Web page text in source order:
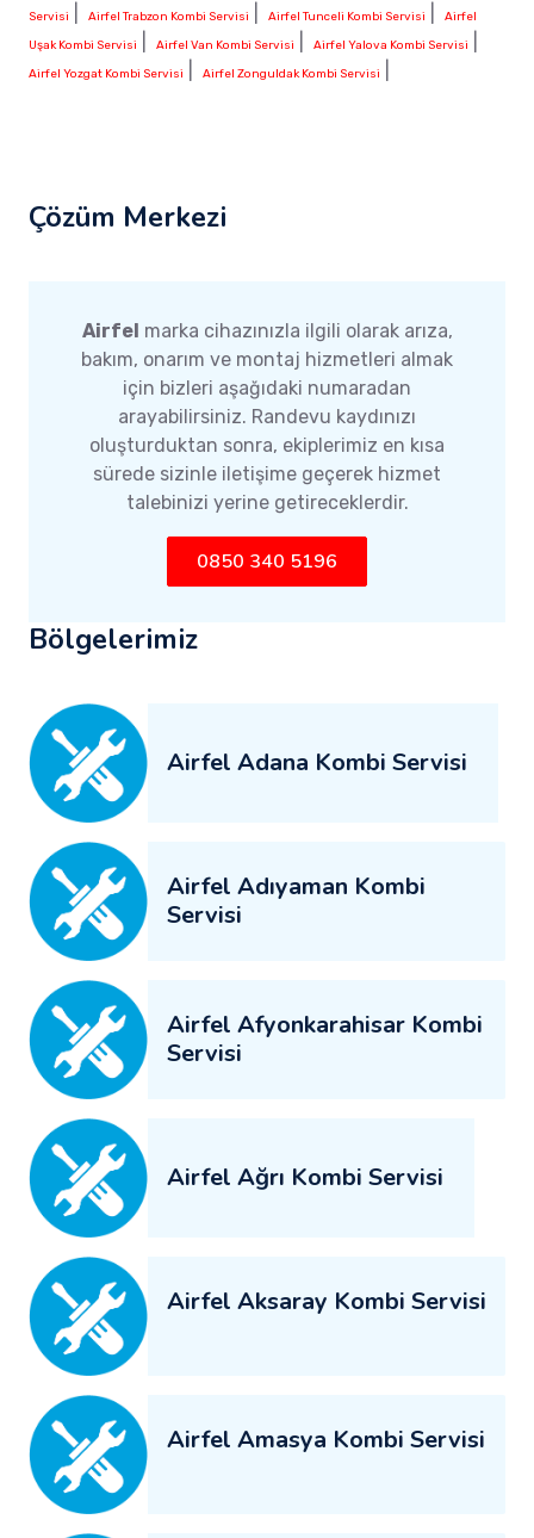
Servisi Airfel Trabzon Kombi Servisi Airfel Tunceli Kombi Servisi
Airfel
Uşak Kombi Servisi
Airfel Van Kombi Servisi Airfel Yalova Kombi Servisi
Airfel Yozgat Kombi Servisi Airfel Zonguldak Kombi Servisi
Çözüm Merkezi
Airfel marka cihazınızla ilgili olarak arıza,
bakım, onarım ve montaj hizmetleri almak
için bizleri aşağıdaki numaradan
arayabilirsiniz. Randevu kaydınızı
oluşturduktan sonra, ekiplerimiz en kısa
sürede sizinle iletişime geçerek hizmet
talebinizi yerine getireceklerdir.
0850 340 5196
Bölgelerimiz
Airfel Adana Kombi Servisi
Airfel Adıyaman Kombi
Servisi
Airfel Afyonkarahisar Kombi
Servisi
Airfel Ağrı Kombi Servisi
Airfel Aksaray Kombi Servisi
Airfel Amasya Kombi Servisi